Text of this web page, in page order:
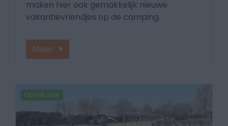
maken hier ook gemakkelijk nieuwe
vakantievriendjes op de camping.
Meer
Op het park